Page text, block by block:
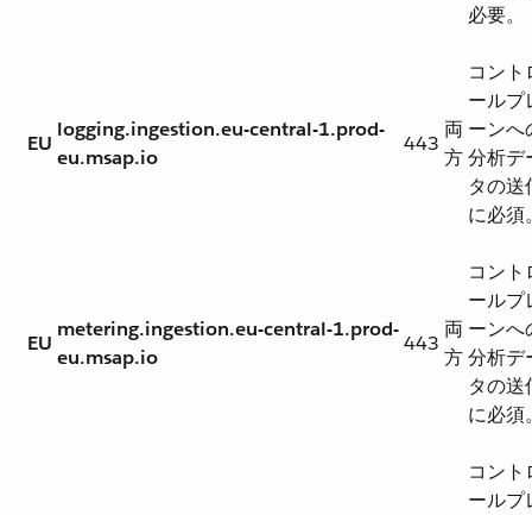
必要。
EU
logging.ingestion.eu-central-1.prod-
eu.msap.io
443
両
方
コント
ールプ
ーンへ
分析デ
タの送
に必須
EU
metering.ingestion.eu-central-1.prod-
eu.msap.io
443
両
方
コント
ールプ
ーンへ
分析デ
タの送
に必須
コント
ールプ